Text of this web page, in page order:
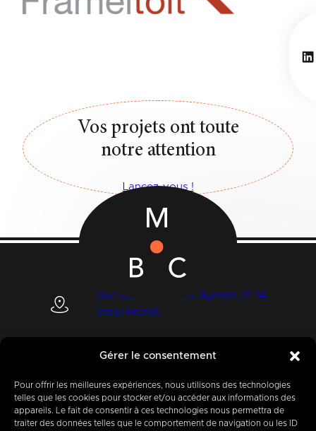
Gérer le consentement
Pour offrir les meilleures expériences, nous utilisons des technologies
telles que les cookies pour stocker et/ou accéder aux informations des
appareils. Le fait de consentir à ces technologies nous permettra de
traiter des données telles que le comportement de navigation ou les ID
Vos projets ont toute
notre attention
Lancez-vous !
Rue des Quatre Fils Aymon, 12-14
7000 MONS